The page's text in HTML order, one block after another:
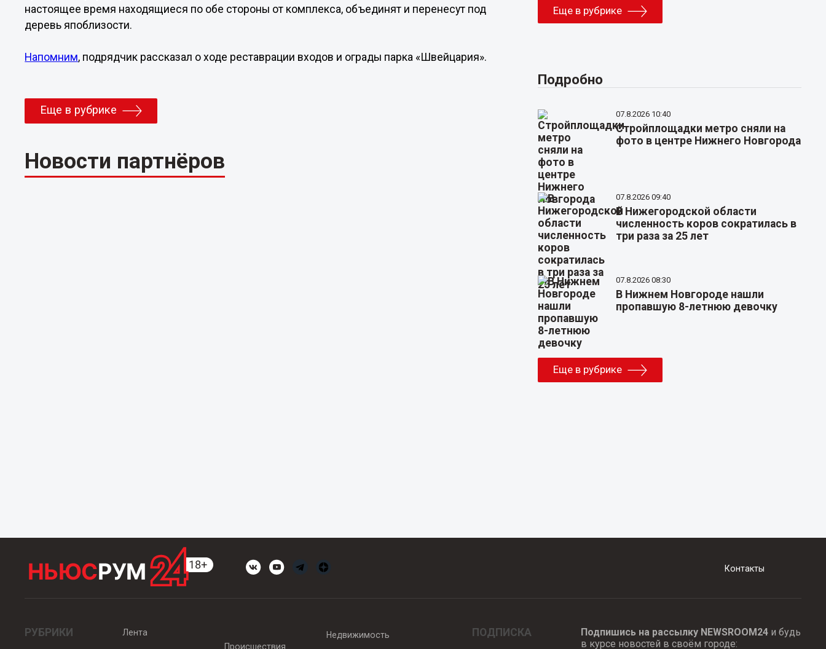
настоящее время находящиеся по обе стороны от комплекса, объединят и перенесут под
деревь япоблизости.
Напомним, подрядчик рассказал о ходе реставрации входов и ограды парка «Швейцария».
Еще в рубрике
Новости партнёров
Еще в рубрике
Подробно
07.8.2026 10:40
Стройплощадки метро сняли на
фото в центре Нижнего Новгорода
07.8.2026 09:40
В Нижегородской области
численность коров сократилась в
три раза за 25 лет
07.8.2026 08:30
В Нижнем Новгороде нашли
пропавшую 8-летнюю девочку
Еще в рубрике
Контакты
РУБРИКИ
Лента
Происшествия
Недвижимость ПОДПИСКА Подпишись на рассылку NEWSROOM24и будь
в курсе новостей в своём городе: